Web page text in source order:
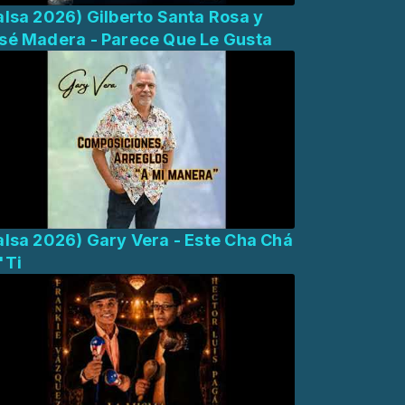
2026) Gilberto Santa Rosa y
Madera - Parece Que Le Gusta
2026) Gary Vera - Este Cha Chá